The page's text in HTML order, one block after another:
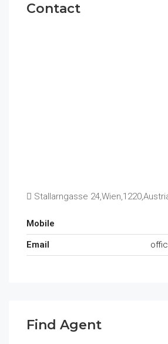
Contact
Stallarngasse
Mobile
Email
Find Agent